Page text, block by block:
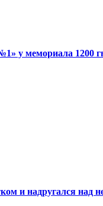
у мемориала 1200
и надругался